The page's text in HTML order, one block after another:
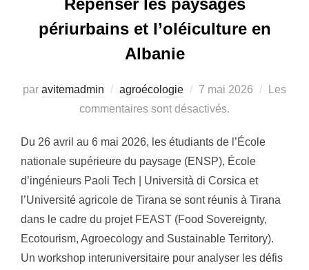
périurbains et l’oléiculture en
Albanie
par avitemadmin agroécologie
Publié
le
7 mai 2026
Les
commentaires sont désactivés.
Du 26 avril au 6 mai 2026, les étudiants de l’École
nationale supérieure du paysage (ENSP), École
d’ingénieurs Paoli Tech | Università di Corsica et
l’Université agricole de Tirana se sont réunis à Tirana
dans le cadre du projet FEAST (Food Sovereignty,
Ecotourism, Agroecology and Sustainable Territory).
Un workshop interuniversitaire pour analyser les défis